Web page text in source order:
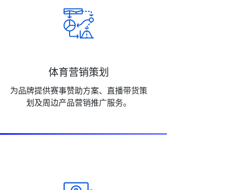
体育营销策划
为品牌提供赛事赞助方案、直播带货策
划及周边产品营销推广服务。